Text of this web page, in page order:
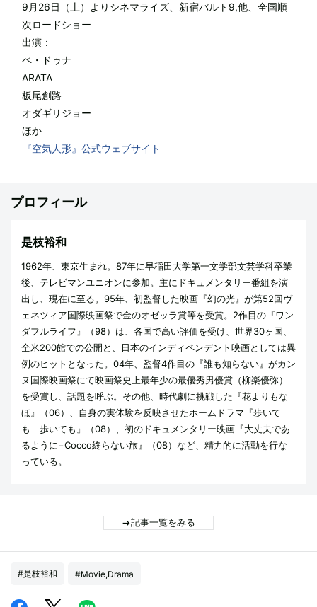
9月26日（土）よりシネマライズ、新宿バルト9,他、全国順
次ロードショー
出演：
ペ・ドゥナ
ARATA
板尾創路
オダギリジョー
ほか
『空気人形』公式ウェブサイト
プロフィール
是枝裕和
1962年、東京生まれ。87年に早稲田大学第一文学部文芸学科卒業
後、テレビマンユニオンに参加。主にドキュメンタリー番組を演
出し、現在に至る。95年、初監督した映画『幻の光』が第52回ヴ
ェネツィア国際映画祭で金のオゼッラ賞等を受賞。2作目の『ワン
ダフルライフ』（98）は、各国で高い評価を受け、世界30ヶ国、
全米200館での公開と、日本のインディペンデント映画としては異
例のヒットとなった。04年、監督4作目の『誰も知らない』がカン
ヌ国際映画祭にて映画祭史上最年少の最優秀男優賞（柳楽優弥）
を受賞し、話題を呼ぶ。その他、時代劇に挑戦した『花よりもな
ほ』（06）、自身の実体験を反映させたホームドラマ『歩いて
も 歩いても』（08）、初のドキュメンタリー映画『大丈夫であ
るように−Cocco終らない旅』（08）など、精力的に活動を行な
っている。
記事一覧をみる
#是枝裕和 #Movie,Drama